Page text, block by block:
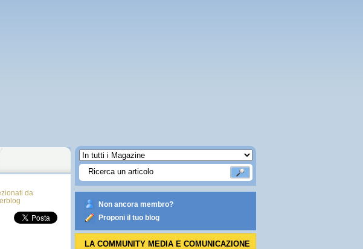
da
Non ancora membro?
Proponi il tuo blog
LA COMMUNITY MEDIA E COMUNICAZIONE